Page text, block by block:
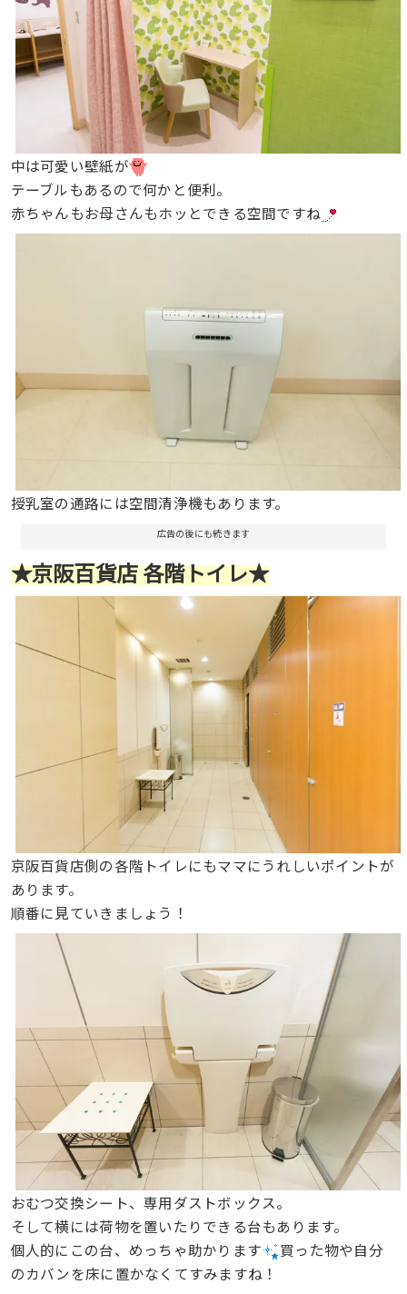
中は可愛い壁紙が
テーブルもあるので何かと便利。
赤ちゃんもお母さんもホッとできる空間ですね
授乳室の通路には空間清浄機もあります。
広告の後にも続きます
★京阪百貨店 各階トイレ★
京阪百貨店側の各階トイレにもママにうれしいポイントが
あります。
順番に見ていきましょう！
おむつ交換シート、専用ダストボックス。
そして横には荷物を置いたりできる台もあります。
個人的にこの台、めっちゃ助かります
買った物や自分
のカバンを床に置かなくてすみますね！